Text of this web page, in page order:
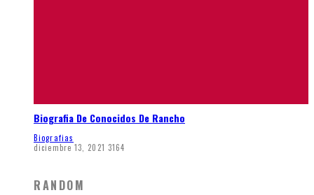
Biografia De Conocidos De Rancho
Biografias
diciembre 13, 2021 3164
RANDOM